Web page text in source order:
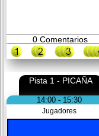
0Comentarios
Pista 1 - PICAÑA
14:00 - 15:30
Jugadores